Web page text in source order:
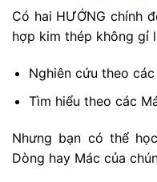
Có hai HƯỚNG chính
hợp kim thép không gỉ
Nghiên cứu theo
Tìm hiểu theo các
Nhưng bạn có thể
Dòng hay Mác của